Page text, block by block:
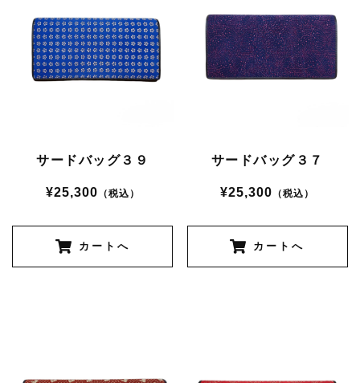
サードバッグ３９
¥25,300 （税込）
カートへ
サードバッグ３７
¥25,300 （税込）
カートへ